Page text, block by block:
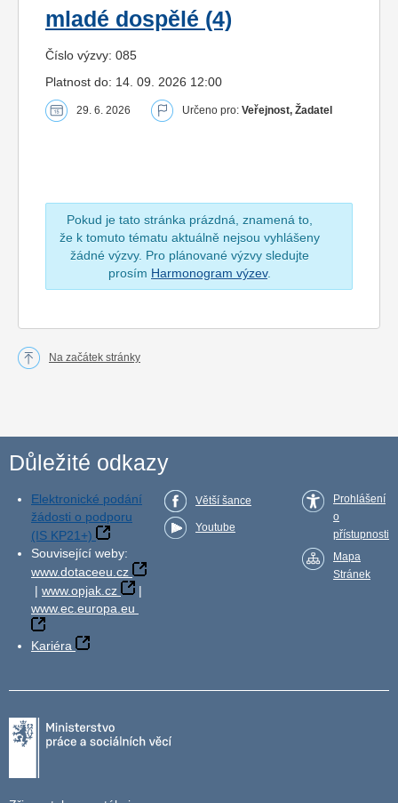
mladé dospělé (4)
Číslo výzvy: 085
Platnost do: 14. 09. 2026 12:00
29. 6. 2026 Určeno pro: Veřejnost, Žadatel
Pokud je tato stránka prázdná, znamená to,
že k tomuto tématu aktuálně nejsou vyhlášeny
žádné výzvy. Pro plánované výzvy sledujte
prosím Harmonogram výzev.
Na začátek stránky
Důležité odkazy
Elektronické podání
žádosti o podporu
(IS KP21+)
Související weby:
www.dotaceeu.cz
| www.opjak.cz
|
www.ec.europa.eu
Kariéra
Větší šance
Youtube
Prohlášení
o
přístupnosti
Mapa
Stránek